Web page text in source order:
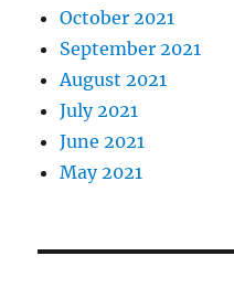
October 2021
September 2021
August 2021
July 2021
June 2021
May 2021